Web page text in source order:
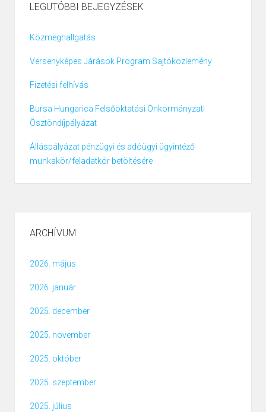
LEGUTÓBBI BEJEGYZÉSEK
Közmeghallgatás
Versenyképes Járások Program Sajtóközlemény
Fizetési felhívás
Bursa Hungarica Felsőoktatási Önkormányzati
Ösztöndíjpályázat
Álláspályázat pénzügyi és adóügyi ügyintéző
munkakör/feladatkör betöltésére
ARCHÍVUM
2026. május
2026. január
2025. december
2025. november
2025. október
2025. szeptember
2025. július